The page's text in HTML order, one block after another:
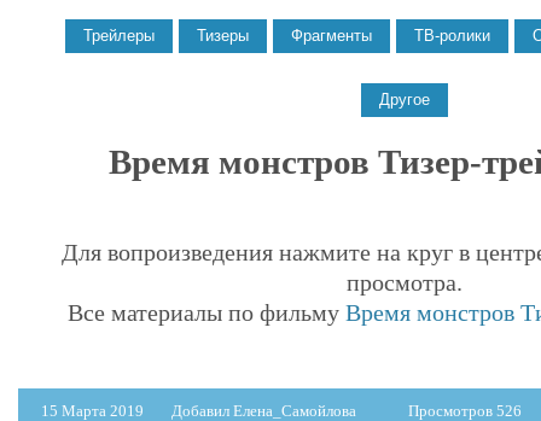
Время монстров Тизер-
Для вопроизведения нажмите на круг в
просмотра.
Все материалы по фильмуВремя монстров
15 Марта 2019 Добавил Елена_Самойлова Просмотров 526